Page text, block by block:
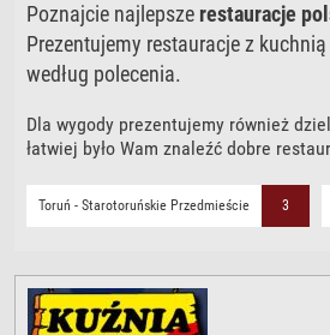
Poznajcie najlepsze restauracje
Prezentujemy restauracje z
według polecenia.
Dla wygody prezentujemy również
łatwiej było Wam znaleźć dobre
Toruń - Starotoruńskie Przedmieście 3